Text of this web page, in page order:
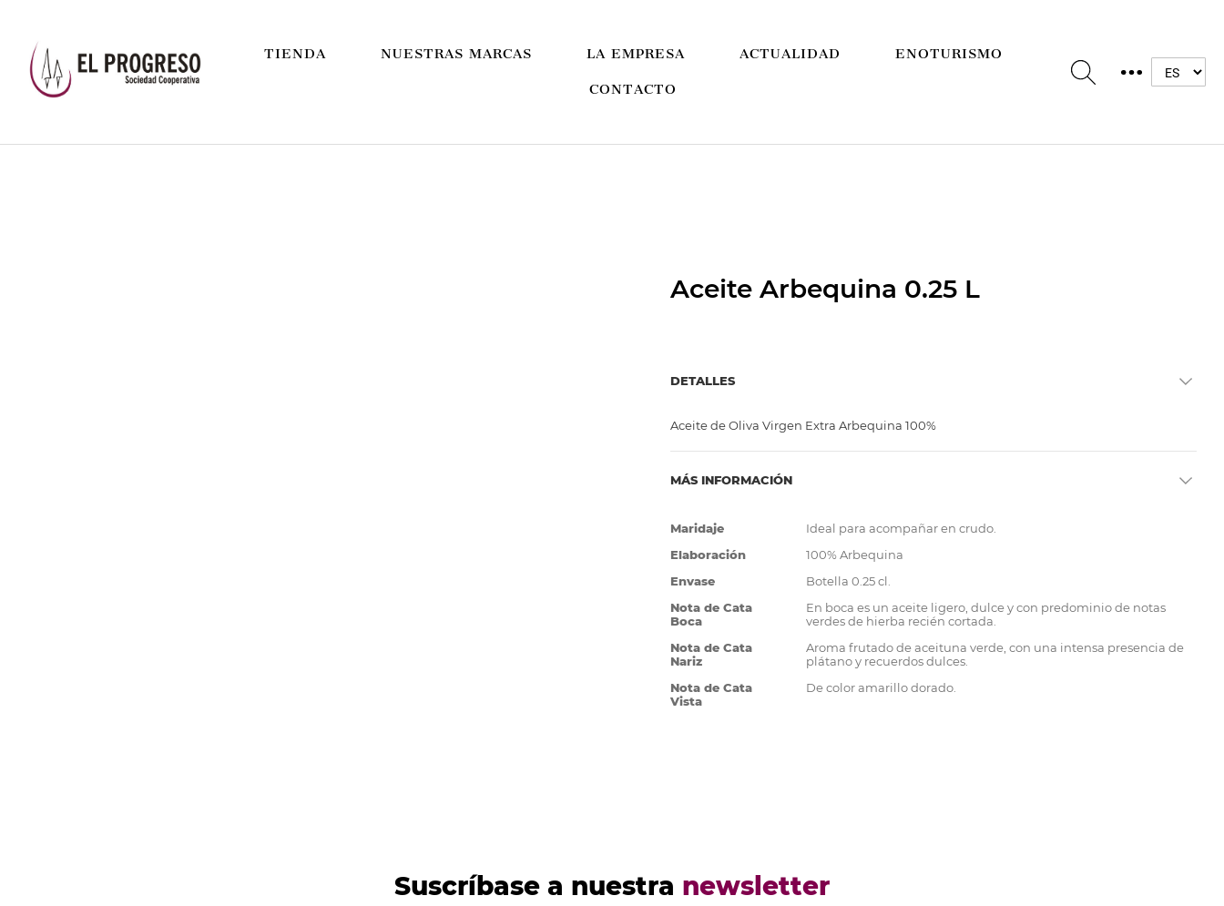
TIENDA NUESTRAS MARCAS LA EMPRESA ACTUALIDAD ENOTURISMO
CONTACTO
Aceite Arbequina 0.25 L
DETALLES
Aceite de Oliva Virgen Extra Arbequina 100%
MÁS INFORMACIÓN
Más
Información
Maridaje
Ideal para acompañar en crudo.
Elaboración
100% Arbequina
Envase
Botella 0.25 cl.
Nota de Cata
Boca
En boca es un aceite ligero, dulce y con predominio de notas
verdes de hierba recién cortada.
Nota de Cata
Nariz
Aroma frutado de aceituna verde, con una intensa presencia de
plátano y recuerdos dulces.
Nota de Cata
Vista
De color amarillo dorado.
Suscríbase a nuestra newsletter